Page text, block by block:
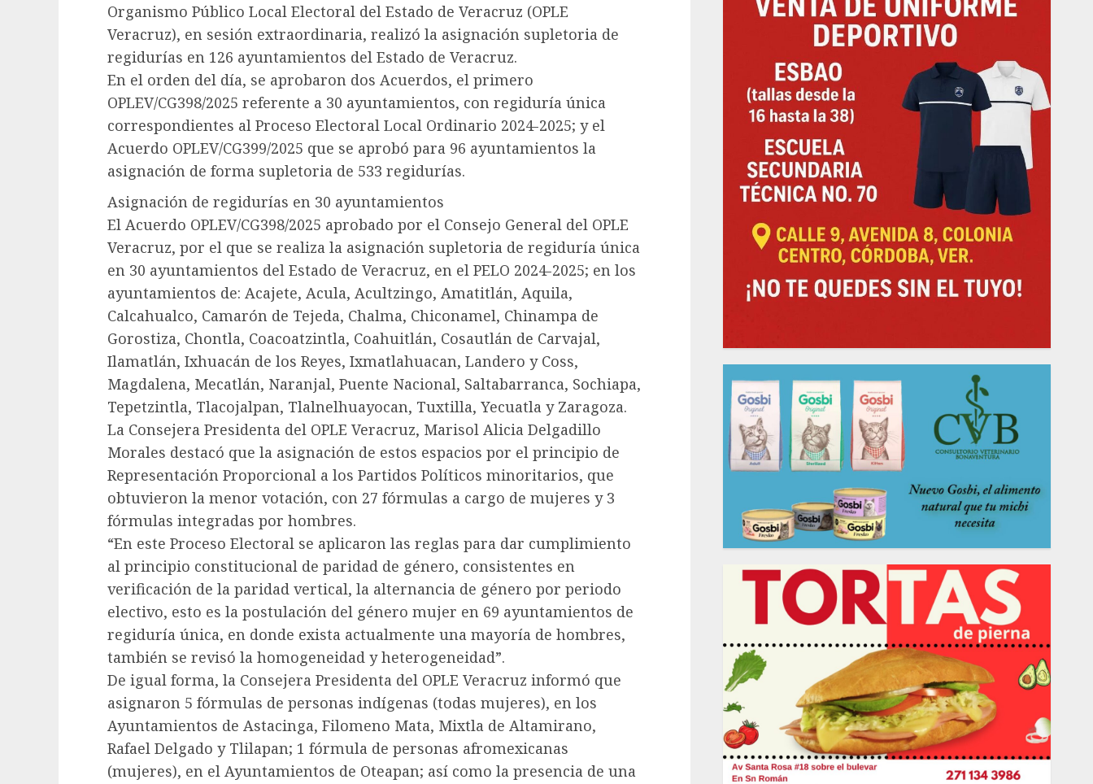
Organismo Público Local Electoral del Estado de Veracruz (OPLE
Veracruz), en sesión extraordinaria, realizó la asignación supletoria de
regidurías en 126 ayuntamientos del Estado de Veracruz.
En el orden del día, se aprobaron dos Acuerdos, el primero
OPLEV/CG398/2025 referente a 30 ayuntamientos, con regiduría única
correspondientes al Proceso Electoral Local Ordinario 2024-2025; y el
Acuerdo OPLEV/CG399/2025 que se aprobó para 96 ayuntamientos la
asignación de forma supletoria de 533 regidurías.
Asignación de regidurías en 30 ayuntamientos
El Acuerdo OPLEV/CG398/2025 aprobado por el Consejo General del OPLE
Veracruz, por el que se realiza la asignación supletoria de regiduría única
en 30 ayuntamientos del Estado de Veracruz, en el PELO 2024-2025; en los
ayuntamientos de: Acajete, Acula, Acultzingo, Amatitlán, Aquila,
Calcahualco, Camarón de Tejeda, Chalma, Chiconamel, Chinampa de
Gorostiza, Chontla, Coacoatzintla, Coahuitlán, Cosautlán de Carvajal,
Ilamatlán, Ixhuacán de los Reyes, Ixmatlahuacan, Landero y Coss,
Magdalena, Mecatlán, Naranjal, Puente Nacional, Saltabarranca, Sochiapa,
Tepetzintla, Tlacojalpan, Tlalnelhuayocan, Tuxtilla, Yecuatla y Zaragoza.
La Consejera Presidenta del OPLE Veracruz, Marisol Alicia Delgadillo
Morales destacó que la asignación de estos espacios por el principio de
Representación Proporcional a los Partidos Políticos minoritarios, que
obtuvieron la menor votación, con 27 fórmulas a cargo de mujeres y 3
fórmulas integradas por hombres.
“En este Proceso Electoral se aplicaron las reglas para dar cumplimiento
al principio constitucional de paridad de género, consistentes en
verificación de la paridad vertical, la alternancia de género por periodo
electivo, esto es la postulación del género mujer en 69 ayuntamientos de
regiduría única, en donde exista actualmente una mayoría de hombres,
también se revisó la homogeneidad y heterogeneidad”.
De igual forma, la Consejera Presidenta del OPLE Veracruz informó que
asignaron 5 fórmulas de personas indígenas (todas mujeres), en los
Ayuntamientos de Astacinga, Filomeno Mata, Mixtla de Altamirano,
Rafael Delgado y Tlilapan; 1 fórmula de personas afromexicanas
(mujeres), en el Ayuntamientos de Oteapan; así como la presencia de una